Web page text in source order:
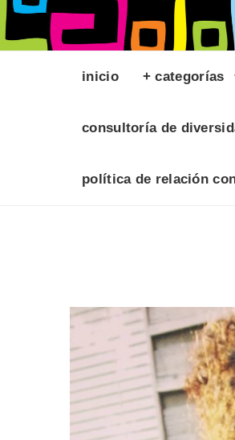
inicio + categorías
consultoría de
política de relación